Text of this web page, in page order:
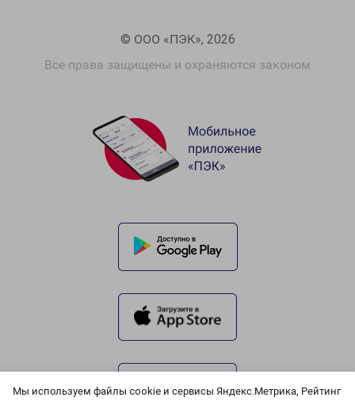
Мы используем файлы cookie и сервисы Яндекс.Метрика, Рейтинг
© ООО «ПЭК», 2026
Все права защищены и охраняются законом